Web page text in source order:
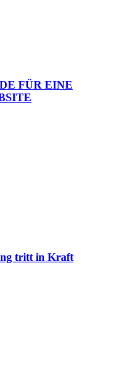
FÜR EINE
tritt in Kraft